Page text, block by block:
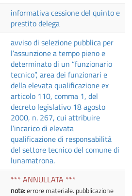
informativa cessione del quinto e
prestito delega
avviso di selezione pubblica per
l’assunzione a tempo pieno e
determinato di un “funzionario
tecnico”, area dei funzionari e
della elevata qualificazione ex
articolo 110, comma 1, del
decreto legislativo 18 agosto
2000, n. 267, cui attribuire
l’incarico di elevata
qualificazione di responsabilità
del settore tecnico del comune di
lunamatrona.
*** ANNULLATA ***
note:errore materiale. pubblicazione